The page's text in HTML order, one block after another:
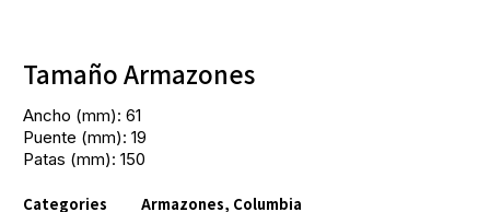
Tamaño Armazones
Ancho (mm): 61
Puente (mm): 19
Patas (mm): 150
Categories Armazones, Columbia